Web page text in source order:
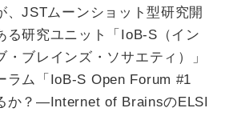
、JSTムーンショット型研究開
る研究ユニット「IoB-S（イン
・ブレインズ・ソサエティ）」
ラム「IoB-S Open Forum #1
か？―Internet of BrainsのELSI